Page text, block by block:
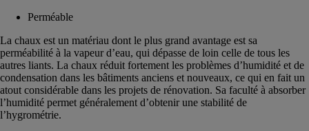
Perméable
La chaux est un matériau dont le plus grand avantage est sa
perméabilité à la vapeur d’eau, qui dépasse de loin celle de tous les
autres liants. La chaux réduit fortement les problèmes d’humidité et de
condensation dans les bâtiments anciens et nouveaux, ce qui en fait un
atout considérable dans les projets de rénovation. Sa faculté à absorber
l’humidité permet généralement d’obtenir une stabilité de
l’hygrométrie.